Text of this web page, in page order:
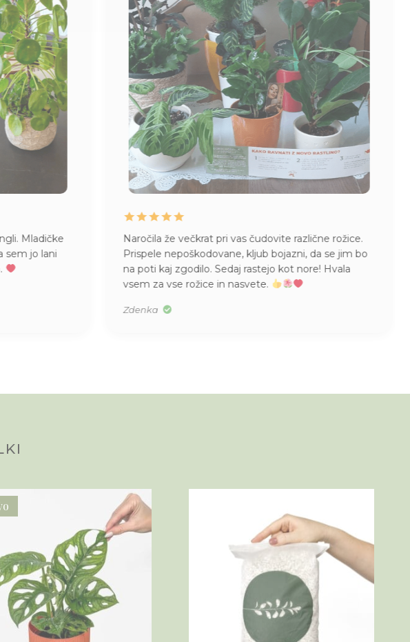
Mladičke
sem jo lani
Naročila že večkrat pri vas čudovite različne rožice.
Prispele nepoškodovane, kljub bojazni, da se jim bo
na poti kaj zgodilo. Sedaj rastejo kot nore! Hvala
vsem za vse rožice in nasvete.
Zdenka